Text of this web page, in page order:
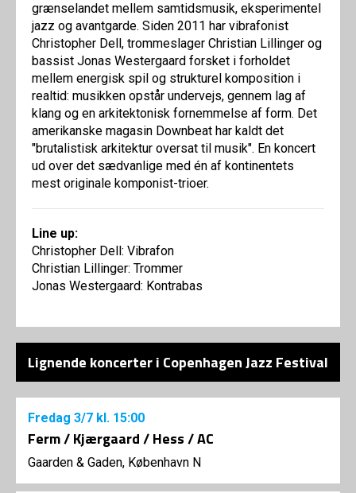
grænselandet mellem samtidsmusik, eksperimentel
jazz og avantgarde. Siden 2011 har vibrafonist
Christopher Dell, trommeslager Christian Lillinger og
bassist Jonas Westergaard forsket i forholdet
mellem energisk spil og strukturel komposition i
realtid: musikken opstår undervejs, gennem lag af
klang og en arkitektonisk fornemmelse af form. Det
amerikanske magasin Downbeat har kaldt det
"brutalistisk arkitektur oversat til musik". En koncert
ud over det sædvanlige med én af kontinentets
mest originale komponist-trioer.
Line up:
Christopher Dell: Vibrafon
Christian Lillinger: Trommer
Jonas Westergaard: Kontrabas
Lignende koncerter i Copenhagen Jazz Festival
Fredag 3/7 kl. 15:00
Ferm / Kjærgaard / Hess / AC
Gaarden & Gaden, København N